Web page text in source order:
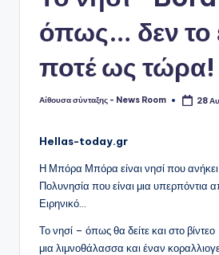
όπως… δεν το
ποτέ ως τώρα!
Συγγραφέας:
Αίθουσα σύνταξης - News Room 28
Hellas-today.gr
Η Μπόρα Μπόρα είναι νησί που ανήκει
Πολυνησία που είναι μια υπερπόντια
Ειρηνικό…
Το νησί – όπως θα δείτε και στο
μια λιμνοθάλασσα και έναν